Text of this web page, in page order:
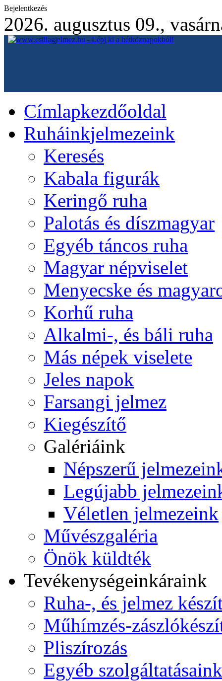
Bejelentkezés
2026. augusztus 09.,
Címlapkezdőoldal
Ruháinkjelmezeink
Keresés
Kabala figurák
Keringő ruha
Palotás és díszmagyar
Egyéb táncos ruha
Magyar népviselet
Menyecske és
Korhű ruha
Alkalmi-, és báli ruha
Más népek viselete
Jeles napok
Farsangi jelmez
Kiegészítő
Galériáink
Népszerű
Legújabb
Véletlen jelmezeink
Művészgaléria
Önök küldték
Tevékenységeinkáraink
Ruha-, és jelmez
Műhímzés-
Pliszírozás
Egyéb szolgáltatásaink